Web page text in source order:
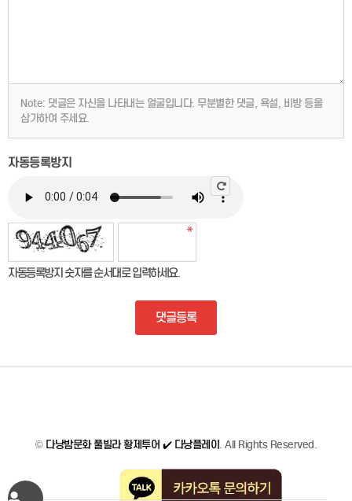
Note: 댓글은 자신을 나타내는 얼굴입니다. 무분별한 댓글, 욕설, 비방 등을
삼가하여 주세요.
자동등록방지
자동등록방지 숫자를 순서대로 입력하세요.
댓글등록
© 다낭밤문화 풀빌라 황제투어 ✔️ 다낭플레이 . All Rights Reserved.